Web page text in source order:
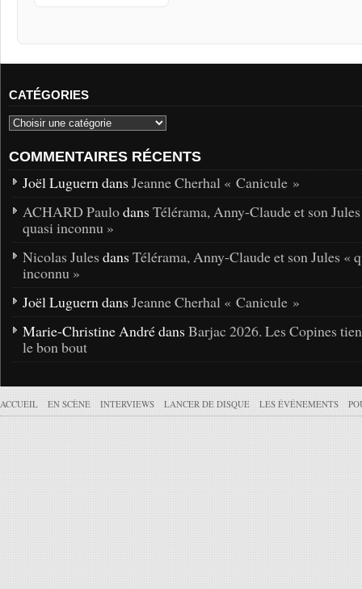
CATÉGORIES
COMMENTAIRES RÉCENTS
Joël Luguern dans Jeanne Cherhal « Canicule »
ACHARD Paulodans Télérama, Anny-Claude et son
quasi inconnu »
Nicolas Jules dans Télérama, Anny-Claude et son Jules «
inconnu »
Joël Luguern dans Jeanne Cherhal « Canicule »
Marie-Christine André dans Barjac 2026. Les Copines
le bon bout
ACCUEIL EN SCÈNE INTERVIEWS LANCER DE DISQUE LES ÉVÉNEMENTS